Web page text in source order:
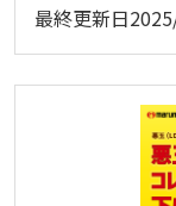
最終更新日